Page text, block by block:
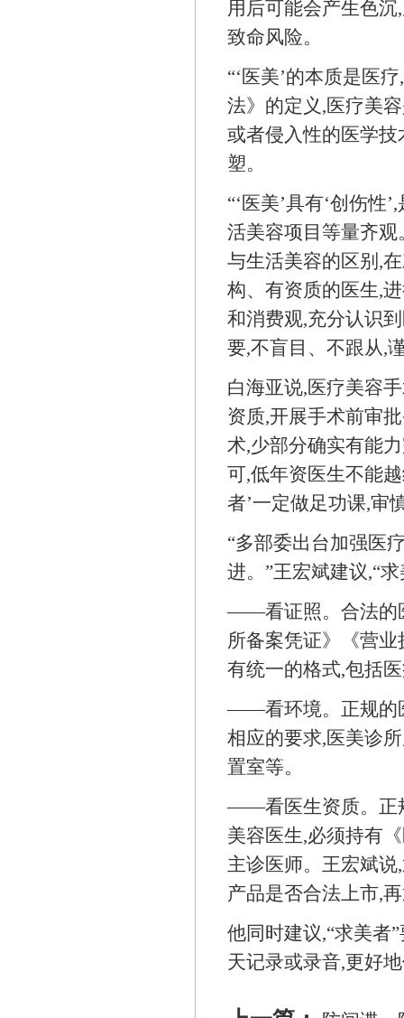
用后可能会产生色
致命风险。
“‘医美’的本质是医
法》的定义,医疗美
或者侵入性的医学
塑。
“‘医美’具有‘创伤
活美容项目等量齐观
与生活美容的区别,
构、有资质的医生,
和消费观,充分认识
要,不盲目、不跟从,
白海亚说,医疗美容
资质,开展手术前审
术,少部分确实有能
可,低年资医生不能
者’一定做足功课,审
“多部委出台加强医
进。”王宏斌建议,“
——看证照。合法的
所备案凭证》《营
有统一的格式,包括
——看环境。正规的
相应的要求,医美诊
置室等。
——看医生资质。正
美容医生,必须持有
主诊医师。王宏斌
产品是否合法上市,
他同时建议,“求美者
天记录或录音,更好